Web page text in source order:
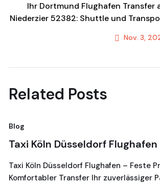
Ihr Dortmund Flughafen Transfer
Niederzier 52382: Shuttle und
Nov. 3,
Related Posts
Blog
Taxi Köln Düsseldorf Flughafen
Taxi Köln Düsseldorf Flughafen – Feste
Komfortabler Transfer Ihr zuverlässiger